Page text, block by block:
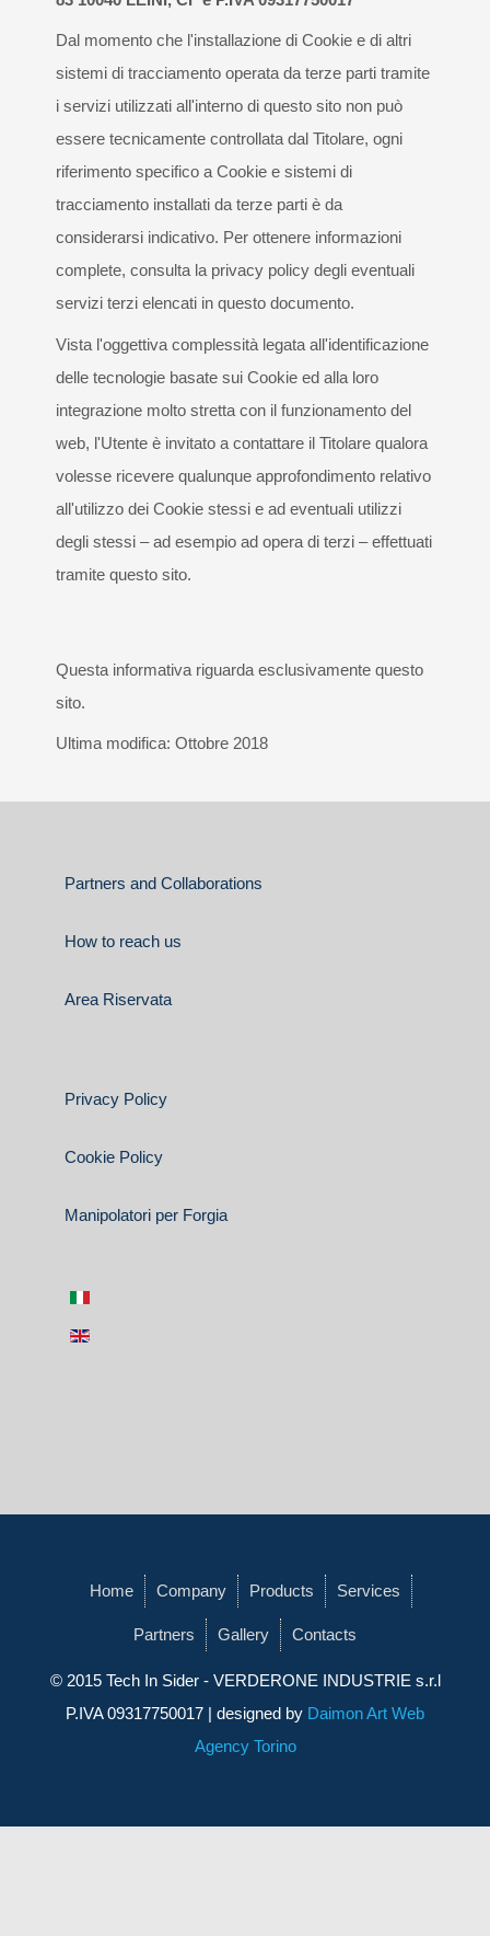
Dal momento che l'installazione di Cookie e di altri
sistemi di tracciamento operata da terze parti tramite
i servizi utilizzati all'interno di questo sito non può
essere tecnicamente controllata dal Titolare, ogni
riferimento specifico a Cookie e sistemi di
tracciamento installati da terze parti è da
considerarsi indicativo. Per ottenere informazioni
complete, consulta la privacy policy degli eventuali
servizi terzi elencati in questo documento.
Vista l'oggettiva complessità legata all'identificazione
delle tecnologie basate sui Cookie ed alla loro
integrazione molto stretta con il funzionamento del
web, l'Utente è invitato a contattare il Titolare qualora
volesse ricevere qualunque approfondimento relativo
all'utilizzo dei Cookie stessi e ad eventuali utilizzi
degli stessi – ad esempio ad opera di terzi – effettuati
tramite questo sito.
Questa informativa riguarda esclusivamente questo
sito.
Ultima modifica: Ottobre 2018
Partners and Collaborations
How to reach us
Area Riservata
Privacy Policy
Cookie Policy
Manipolatori per Forgia
Home Company Products Services
Partners Gallery Contacts
© 2015 Tech In Sider - VERDERONE INDUSTRIE s.r.l
P.IVA 09317750017 | designed by Daimon Art Web
Agency Torino